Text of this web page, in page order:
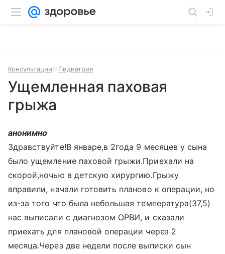
Консультации Педиатрия
Ущемленная паховая
грыжа
анонимно
Здравствуйте!В январе,в 2года 9 месяцев у сына
было ущемление паховой грыжи.Приехали на
скорой,ночью в детскую хирургию.Грыжу
вправили, начали готовить планово к операции, но
из-за того что была небольшая температура(37,5)
нас выписали с диагнозом ОРВИ, и сказали
приехать для плановой операции через 2
месяца.Через две недели после выписки сын